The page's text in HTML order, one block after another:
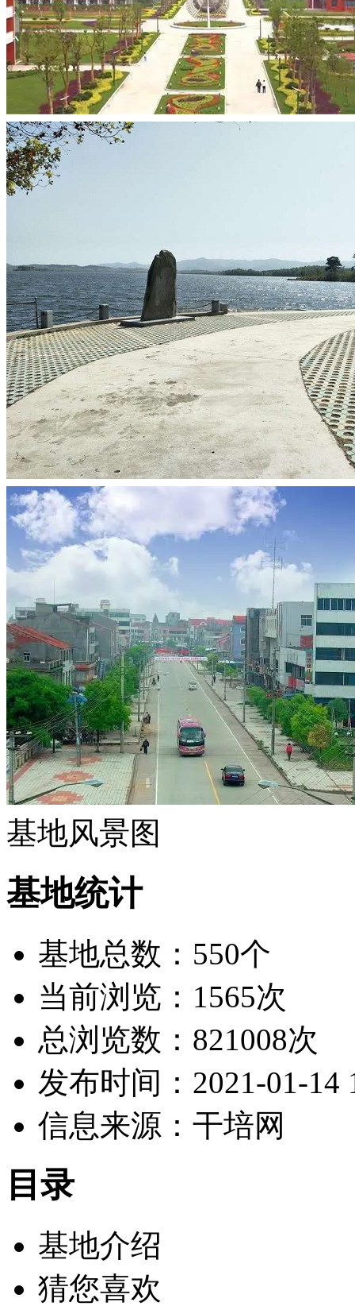
基地风景图
基地统计
基地总数：550个
当前浏览：1565次
总浏览数：821008次
发布时间：2021-01-14
信息来源：干培网
目录
基地介绍
猜您喜欢